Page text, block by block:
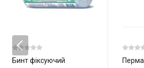
Бинт фіксуючий